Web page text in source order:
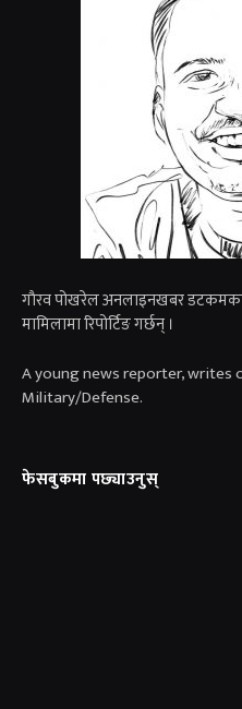
गाैरव पोखरेल अनलाइनखबर डटकमका
मामिलामा रिपोर्टिङ गर्छन् ।
A young news reporter, writes
Military/Defense.
फेसबुकमा पछ्याउनुस्